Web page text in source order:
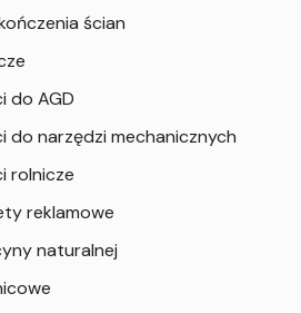
ścian
do AGD
do narzędzi mechanicznych
rolnicze
reklamowe
naturalnej